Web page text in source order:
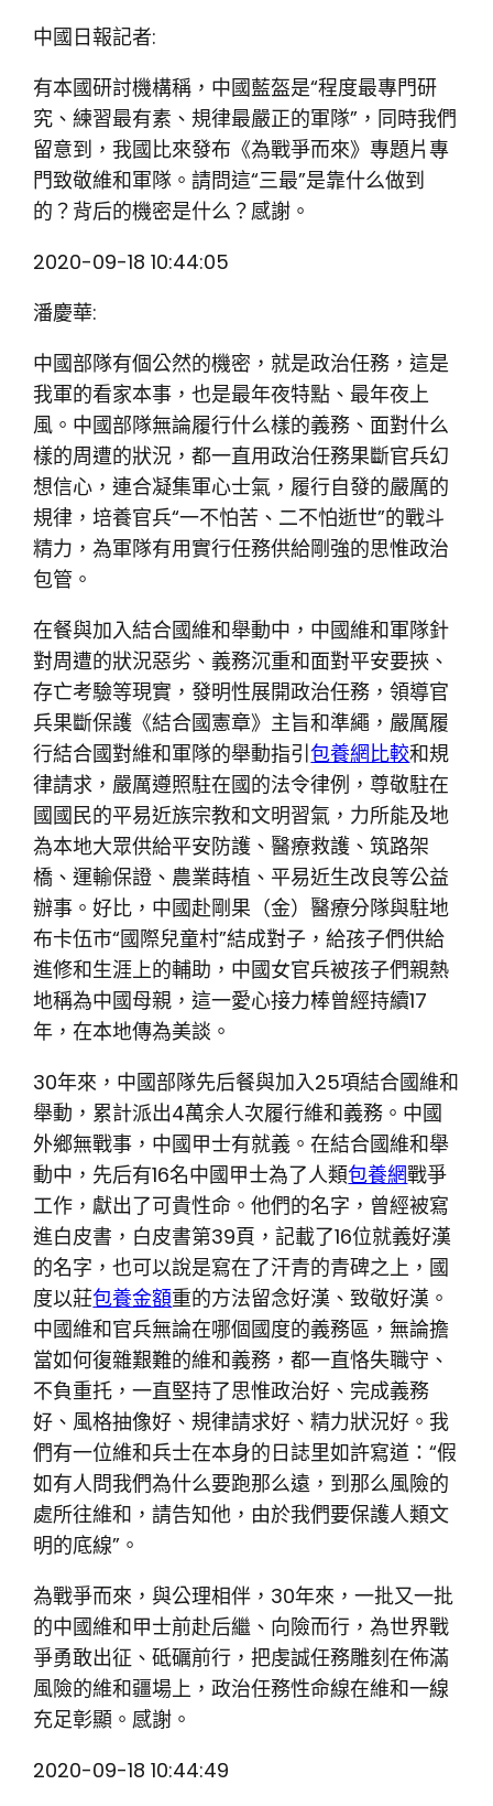
中國日報記者:
有本國研討機構稱，中國藍盔是“程度最專門研
究、練習最有素、規律最嚴正的軍隊”，同時我們
留意到，我國比來發布《為戰爭而來》專題片專
門致敬維和軍隊。請問這“三最”是靠什么做到
的？背后的機密是什么？感謝。
2020-09-18 10:44:05
潘慶華:
中國部隊有個公然的機密，就是政治任務，這是
我軍的看家本事，也是最年夜特點、最年夜上
風。中國部隊無論履行什么樣的義務、面對什么
樣的周遭的狀況，都一直用政治任務果斷官兵幻
想信心，連合凝集軍心士氣，履行自發的嚴厲的
規律，培養官兵“一不怕苦、二不怕逝世”的戰斗
精力，為軍隊有用實行任務供給剛強的思惟政治
包管。
在餐與加入結合國維和舉動中，中國維和軍隊針
對周遭的狀況惡劣、義務沉重和面對平安要挾、
存亡考驗等現實，發明性展開政治任務，領導官
兵果斷保護《結合國憲章》主旨和準繩，嚴厲履
行結合國對維和軍隊的舉動指引包養網比較和規
律請求，嚴厲遵照駐在國的法令律例，尊敬駐在
國國民的平易近族宗教和文明習氣，力所能及地
為本地大眾供給平安防護、醫療救護、筑路架
橋、運輸保證、農業蒔植、平易近生改良等公益
辦事。好比，中國赴剛果（金）醫療分隊與駐地
布卡伍市“國際兒童村”結成對子，給孩子們供給
進修和生涯上的輔助，中國女官兵被孩子們親熱
地稱為中國母親，這一愛心接力棒曾經持續17
年，在本地傳為美談。
30年來，中國部隊先后餐與加入25項結合國維和
舉動，累計派出4萬余人次履行維和義務。中國
外鄉無戰事，中國甲士有就義。在結合國維和舉
動中，先后有16名中國甲士為了人類包養網戰爭
工作，獻出了可貴性命。他們的名字，曾經被寫
進白皮書，白皮書第39頁，記載了16位就義好漢
的名字，也可以說是寫在了汗青的青碑之上，國
度以莊包養金額重的方法留念好漢、致敬好漢。
中國維和官兵無論在哪個國度的義務區，無論擔
當如何復雜艱難的維和義務，都一直恪失職守、
不負重托，一直堅持了思惟政治好、完成義務
好、風格抽像好、規律請求好、精力狀況好。我
們有一位維和兵士在本身的日誌里如許寫道：“假
如有人問我們為什么要跑那么遠，到那么風險的
處所往維和，請告知他，由於我們要保護人類文
明的底線”。
為戰爭而來，與公理相伴，30年來，一批又一批
的中國維和甲士前赴后繼、向險而行，為世界戰
爭勇敢出征、砥礪前行，把虔誠任務雕刻在佈滿
風險的維和疆場上，政治任務性命線在維和一線
充足彰顯。感謝。
2020-09-18 10:44:49